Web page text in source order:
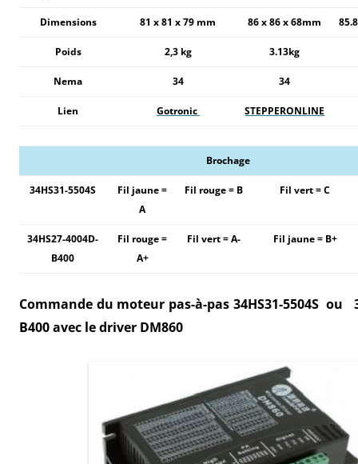
Dimensions 81 x 81 x 79 mm 86 x 86 x 68mm
Poids 2,3 kg 3.13kg
Nema 34 34
Lien Gotronic STEPPERONLINE
Brochage
34HS31-5504S
Fil jaune =
A
Fil rouge = B Fil vert = C
34HS27-4004D-
B400
Fil rouge =
A+
Fil vert = A- Fil jaune = B+
Commande du moteur pas-à-pas 34HS31-5504S ou
B400 avec le driver DM860